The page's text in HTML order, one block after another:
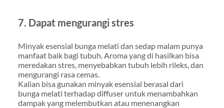
7. Dapat mengurangi stres
Minyak esensial bunga melati dan sedap malam punya
manfaat baik bagi tubuh. Aroma yang di hasilkan bisa
meredakan stres, menyebabkan tubuh lebih rileks, dan
mengurangi rasa cemas.
Kalian bisa gunakan minyak esensial berasal dari
bunga melati terhadap diffuser untuk menambahkan
dampak yang melembutkan atau menenangkan